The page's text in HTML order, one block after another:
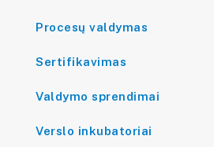
Procesų valdymas
Sertifikavimas
Valdymo sprendimai
Verslo inkubatoriai